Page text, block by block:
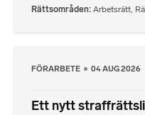
Rättsområden Arbetsrätt,
FÖRARBETE 04 AUG 2026
Ett nytt